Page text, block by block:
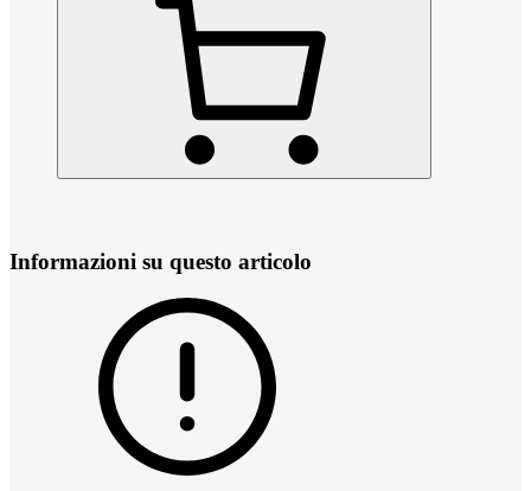
Informazioni su questo articolo